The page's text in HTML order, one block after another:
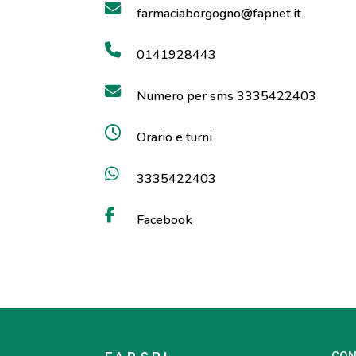
farmaciaborgogno@fapnet.it
0141928443
Numero per sms 3335422403
Orario e turni
3335422403
Facebook